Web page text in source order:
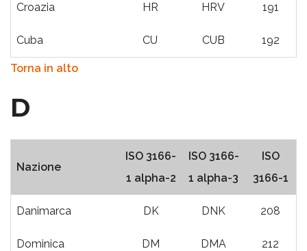
Croazia HR HRV 191
Cuba CU CUB 192
Torna in alto
D
Nazione
ISO 3166-
1 alpha-2
ISO 3166-
1 alpha-3
ISO
3166-1
Danimarca DK DNK 208
Dominica DM DMA 212